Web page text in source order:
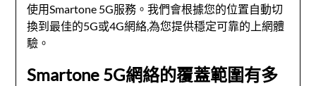
使用Smartone 5G服務。我們會根據您的位置自動切
換到最佳的5G或4G網絡,為您提供穩定可靠的上網體
驗。
Smartone 5G網絡的覆蓋範圍有多